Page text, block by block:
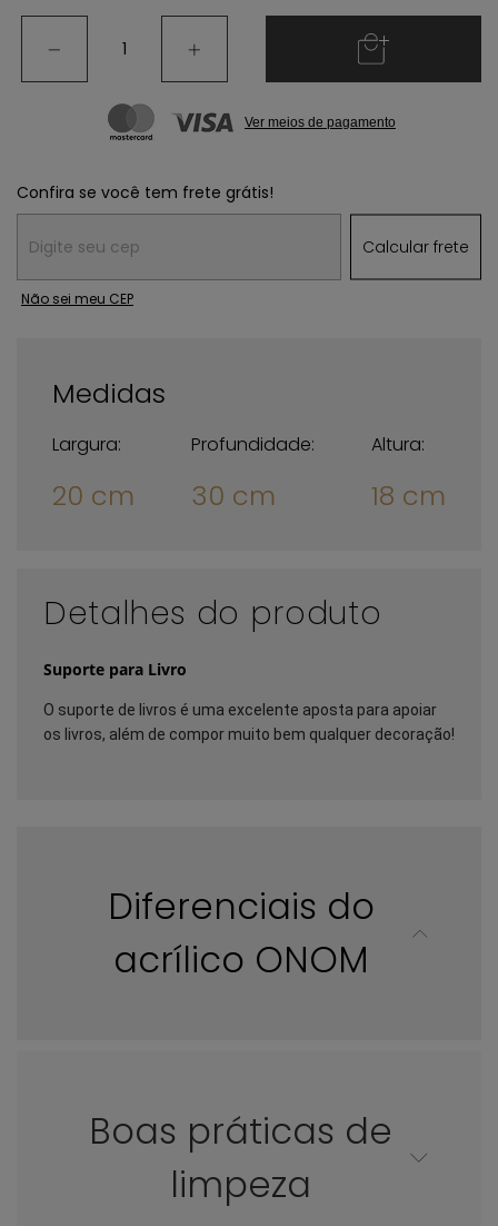
Ver meios de pagamento
Confira se você tem frete grátis!
Entregas para o CEP:
Calcular frete
Não sei meu CEP
Medidas
Largura:
20 cm
Profundidade:
30 cm
Altura:
18 cm
Detalhes do produto
Suporte para Livro
O suporte de livros é uma excelente aposta para apoiar
Diferenciais do
acrílico ONOM
Boas práticas de
limpeza